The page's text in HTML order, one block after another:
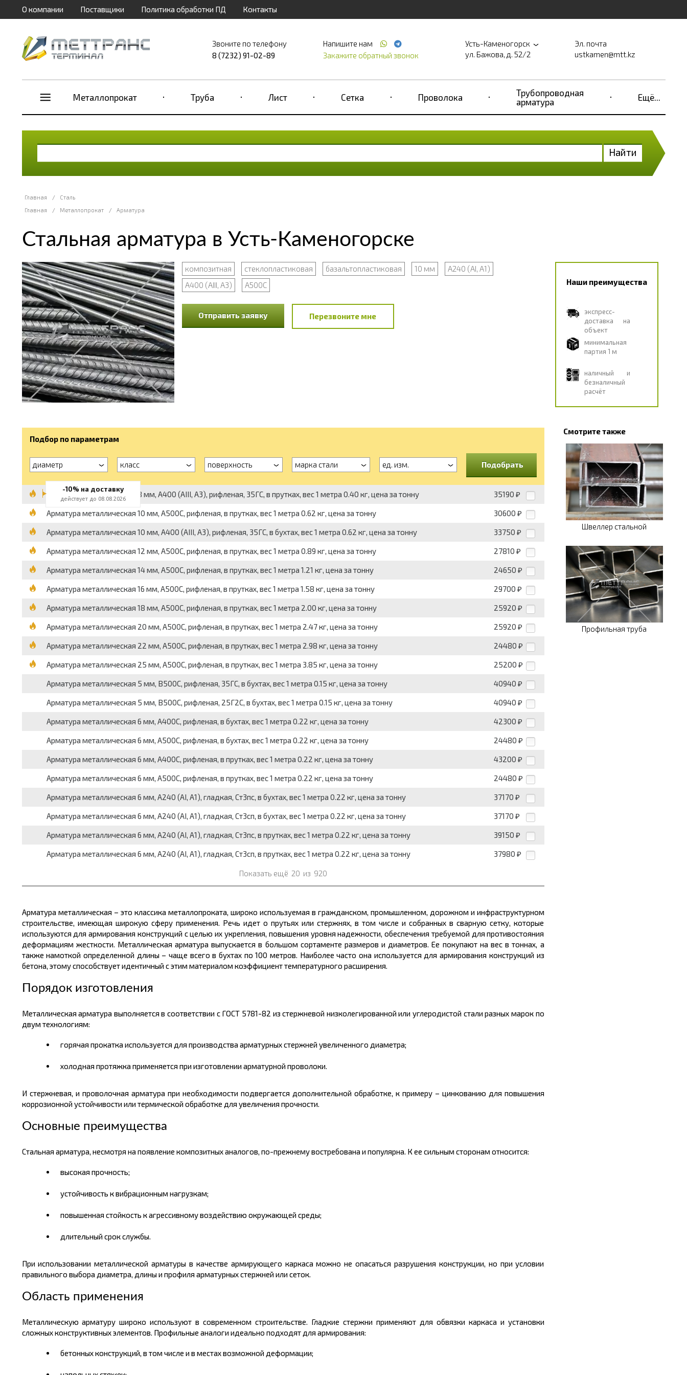
О компании Поставщики Политика обработки ПД Контакты
Звоните по телефону
8 (7232) 91-02-89
Напишите нам
Закажите обратный звонок
Усть-Каменогорск
ул. Бажова, д. 52/2
Эл. почта
ustkamen@mtt.kz
Металлопрокат Труба Лист Сетка Проволока
Трубопроводная
арматура
Ещё...
Найти
Главная /
Сталь
Главная
/ Металлопрокат / Арматура
Стальная арматура в Усть-Каменогорске
композитная стеклопластиковая базальтопластиковая 10 мм
А240 (АI, А1)
А400 (АIII, А3)
А500С
Отправить заявку Перезвоните мне
Наши преимущества
экспресс-
доставка на
объект
минимальная
партия 1 м
наличный и
безналичный
расчёт
Подбор по параметрам
диаметр класс поверхность марка стали ед. изм. Подобрать
Арматура металлическая 8 мм, А400 (АIII, А3), рифленая, 35ГС, в прутках, вес 1 метра 0.40 кг, цена за тонну 35190 ₽
Арматура металлическая 10 мм, А500С, рифленая, в прутках, вес 1 метра 0.62 кг, цена за тонну 30600 ₽
Арматура металлическая 10 мм, А400 (АIII, А3), рифленая, 35ГС, в бухтах, вес 1 метра 0.62 кг, цена за тонну 33750 ₽
Арматура металлическая 12 мм, А500С, рифленая, в прутках, вес 1 метра 0.89 кг, цена за тонну 27810 ₽
Арматура металлическая 14 мм, А500С, рифленая, в прутках, вес 1 метра 1.21 кг, цена за тонну 24650 ₽
Арматура металлическая 16 мм, А500С, рифленая, в прутках, вес 1 метра 1.58 кг, цена за тонну 29700 ₽
Арматура металлическая 18 мм, А500С, рифленая, в прутках, вес 1 метра 2.00 кг, цена за тонну 25920 ₽
Арматура металлическая 20 мм, А500С, рифленая, в прутках, вес 1 метра 2.47 кг, цена за тонну 25920 ₽
Арматура металлическая 22 мм, А500С, рифленая, в прутках, вес 1 метра 2.98 кг, цена за тонну 24480 ₽
Арматура металлическая 25 мм, А500С, рифленая, в прутках, вес 1 метра 3.85 кг, цена за тонну 25200 ₽
Арматура металлическая 5 мм, В500С, рифленая, 35ГС, в бухтах, вес 1 метра 0.15 кг, цена за тонну 40940 ₽
Арматура металлическая 5 мм, В500С, рифленая, 25Г2С, в бухтах, вес 1 метра 0.15 кг, цена за тонну 40940 ₽
Арматура металлическая 6 мм, А400С, рифленая, в бухтах, вес 1 метра 0.22 кг, цена за тонну 42300 ₽
Арматура металлическая 6 мм, А500С, рифленая, в бухтах, вес 1 метра 0.22 кг, цена за тонну 24480 ₽
Арматура металлическая 6 мм, А400С, рифленая, в прутках, вес 1 метра 0.22 кг, цена за тонну 43200 ₽
Арматура металлическая 6 мм, А500С, рифленая, в прутках, вес 1 метра 0.22 кг, цена за тонну 24480 ₽
Арматура металлическая 6 мм, А240 (АI, А1), гладкая, Ст3пс, в бухтах, вес 1 метра 0.22 кг, цена за тонну 37170 ₽
Арматура металлическая 6 мм, А240 (АI, А1), гладкая, Ст3сп, в бухтах, вес 1 метра 0.22 кг, цена за тонну 37170 ₽
Арматура металлическая 6 мм, А240 (АI, А1), гладкая, Ст3пс, в прутках, вес 1 метра 0.22 кг, цена за тонну 39150 ₽
Арматура металлическая 6 мм, А240 (АI, А1), гладкая, Ст3сп, в прутках, вес 1 метра 0.22 кг, цена за тонну 37980 ₽
Показать ещё 20 из 920
Арматура металлическая – это классика металлопроката, широко используемая в гражданском, промышленном, дорожном и инфраструктурном
строительстве, имеющая широкую сферу применения. Речь идет о прутьях или стержнях, в том числе и собранных в сварную сетку, которые
используются для армирования конструкций с целью их укрепления, повышения уровня надежности, обеспечения требуемой для противостояния
деформациям жесткости. Металлическая арматура выпускается в большом сортаменте размеров и диаметров. Ее покупают на вес в тоннах, а
также намоткой определенной длины – чаще всего в бухтах по 100метров. Наиболее часто она используется для армирования конструкций из
бетона, этому способствует идентичный с этим материалом коэффициент температурного расширения.
Порядок изготовления
Металлическая арматура выполняется в соответствии с ГОСТ 5781-82 из стержневой низколегированной или углеродистой стали разных марок по
двум технологиям:
горячая прокатка используется для производства арматурных стержней увеличенного диаметра;
холодная протяжка применяется при изготовлении арматурной проволоки.
И стержневая, и проволочная арматура при необходимости подвергается дополнительной обработке, к примеру – цинкованию для повышения
коррозионной устойчивости или термической обработке для увеличения прочности.
Основные преимущества
Стальная арматура, несмотря на появление композитных аналогов, по-прежнему востребована и популярна. К ее сильным сторонам относится:
высокая прочность;
устойчивость к вибрационным нагрузкам;
повышенная стойкость к агрессивному воздействию окружающей среды;
длительный срок службы.
При использовании металлической арматуры в качестве армирующего каркаса можно не опасаться разрушения конструкции, но при условии
правильного выбора диаметра, длины и профиля арматурных стержней или сеток.
Область применения
Металлическую арматуру широко используют в современном строительстве. Гладкие стержни применяют для обвязки каркаса и установки
сложных конструктивных элементов. Профильные аналоги идеально подходят для армирования:
бетонных конструкций, в том числе и в местах возможной деформации;
Смотрите также
Швеллер стальной
Профильная труба
-10% на доставку
действует до 08.08.2026